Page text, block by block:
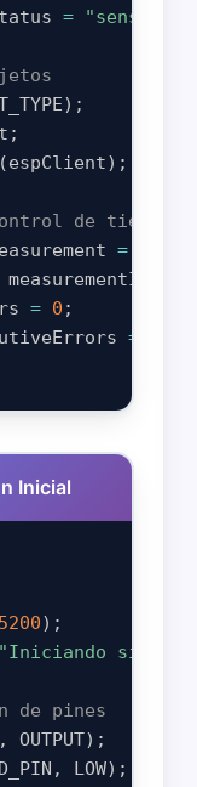
= "sensors/
) ;
;
(espClient) ;
de tiempo
=
= 0 ;
=
Inicial
) ;
"Iniciando
de pines
, OUTPUT) ;
, LOW) ;